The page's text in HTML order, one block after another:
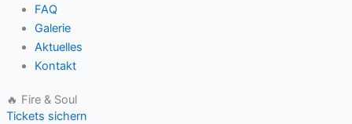
FAQ
Galerie
Aktuelles
Kontakt
🔥 Fire & Soul
Tickets sichern